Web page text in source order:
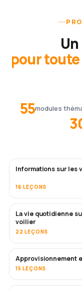
pour
55modules
Informations sur les
16 LEÇONS
La vie quotidienne
voilier
22 LEÇONS
Approvisionnement
15 LEÇONS